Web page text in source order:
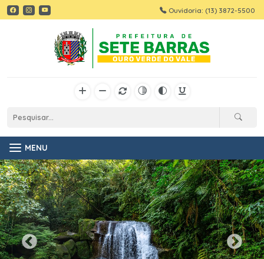
Ouvidoria: (13) 3872-5500
MENU